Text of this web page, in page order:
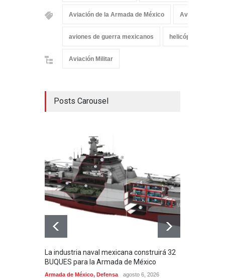
Aviación de la Armada de México Aviación
aviones de guerra mexicanos helicópteros
Aviación Militar
Posts Carousel
La industria naval mexicana construirá 32
BUQUES para la Armada de México
Armada de México, Defensa agosto 6, 2026